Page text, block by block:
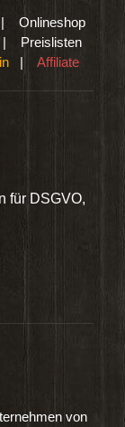
Onlineshop
Preislisten
| Affiliate
für DSGVO,
von